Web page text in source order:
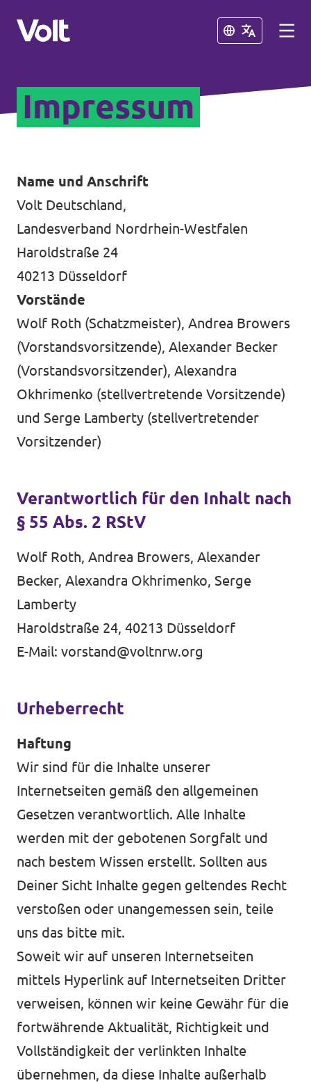
Schließen
Volt in Nordrhein-Westfalen
Volt in Deutschland
Volt Deutschland
Volt in deinem Bundesland
Volt Deutschland Merchandise Shop
Schließen
Über Volt
Menschen
Neuigkeiten
Unsere Events
Kontakt zu Volt Bonn
Mach mit bei Volt Bonn
Deine Spende für Volt
Werde Mitglied von Volt
Volt Bonn Newsletter
Impressum
Datenschutz
Impressum
Name und Anschrift
Volt Deutschland,
Landesverband Nordrhein-Westfalen
Haroldstraße 24
40213 Düsseldorf
Vorstände
Wolf Roth (Schatzmeister), Andrea Browers
(Vorstandsvorsitzende), Alexander Becker
(Vorstandsvorsitzender), Alexandra
Okhrimenko (stellvertretende Vorsitzende)
und Serge Lamberty (stellvertretender
Vorsitzender)
Verantwortlich für den Inhalt nach
§ 55 Abs. 2 RStV
Wolf Roth, Andrea Browers, Alexander
Becker, Alexandra Okhrimenko, Serge
Lamberty
Haroldstraße 24, 40213 Düsseldorf
E-Mail: vorstand@voltnrw.org
Urheberrecht
Haftung
Wir sind für die Inhalte unserer
Internetseiten gemäß den allgemeinen
Gesetzen verantwortlich. Alle Inhalte
werden mit der gebotenen Sorgfalt und
nach bestem Wissen erstellt. Sollten aus
Deiner Sicht Inhalte gegen geltendes Recht
verstoßen oder unangemessen sein, teile
uns das bitte mit.
Soweit wir auf unseren Internetseiten
mittels Hyperlink auf Internetseiten Dritter
verweisen, können wir keine Gewähr für die
fortwährende Aktualität, Richtigkeit und
Vollständigkeit der verlinkten Inhalte
übernehmen, da diese Inhalte außerhalb